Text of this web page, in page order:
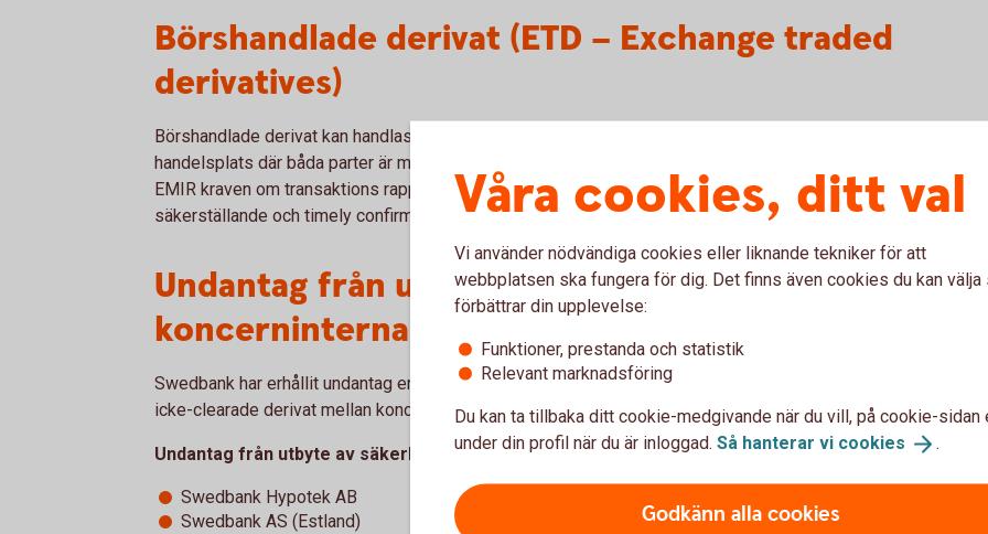
Börshandlade derivat (ETD – Exchange traded
derivatives)
Börshandlade derivat kan handlas antingen bilateralt mellan två parter eller via en
handelsplats där båda parter är medlemmar eller har tillgång till. För ETD gäller endast
EMIR kraven om transaktions rapportering (se nedan), övriga EMIR-krav så som clearing,
säkerställande och timely confirmation gäller endast för OTC derivat.
Undantag från utbyte av säkerheter för
koncerninterna bolag
Swedbank har erhållit undantag enligt EMIR artikel 11 p.6 från att utbyta säkerheter för
icke-clearade derivat mellan koncerninterna bolag.
Undantag från utbyte av säkerheter för koncerninterna bolag:
Swedbank Hypotek AB
Swedbank AS (Estland)
Våra cookies, ditt val
Vi använder nödvändiga cookies eller liknande tekniker för att
webbplatsen ska fungera för dig. Det finns även cookies du kan välja
förbättrar din upplevelse:
Funktioner, prestanda och statistik
Relevant marknadsföring
Du kan ta tillbaka ditt cookie-medgivande när du vill, på cookie-sidan
under din profil när du är inloggad. Så hanterar vi cookies .
Godkänn alla cookies